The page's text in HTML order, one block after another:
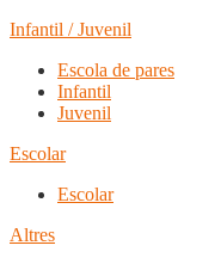
Infantil / Juvenil
Escola de pares
Infantil
Juvenil
Escolar
Escolar
Altres